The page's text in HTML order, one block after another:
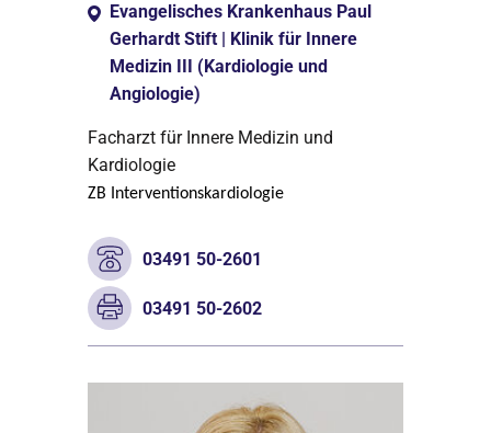
Evangelisches Krankenhaus Paul
Gerhardt Stift | Klinik für Innere
Medizin III (Kardiologie und
Angiologie)
Facharzt für Innere Medizin und
Kardiologie
ZB Interventionskardiologie
03491 50-2601
03491 50-2602